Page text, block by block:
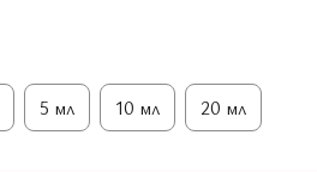
5 мл 10 мл 20 мл